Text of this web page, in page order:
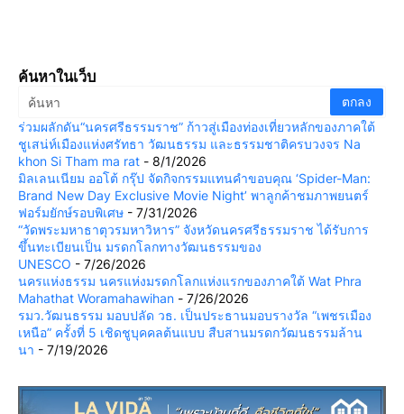
ค้นหาในเว็บ
ร่วมผลักดัน“นครศรีธรรมราช” ก้าวสู่เมืองท่องเที่ยวหลักของภาคใต้
ชูเสน่ห์เมืองแห่งศรัทธา วัฒนธรรม และธรรมชาติครบวงจร Na
khon Si Tham ma rat - 8/1/2026
มิลเลนเนียม ออโต้ กรุ๊ป จัดกิจกรรมแทนคำขอบคุณ ‘Spider-Man:
Brand New Day Exclusive Movie Night’ พาลูกค้าชมภาพยนตร์
ฟอร์มยักษ์รอบพิเศษ - 7/31/2026
“วัดพระมหาธาตุวรมหาวิหาร” จังหวัดนครศรีธรรมราช ได้รับการ
ขึ้นทะเบียนเป็น มรดกโลกทางวัฒนธรรมของ
UNESCO - 7/26/2026
นครแห่งธรรม นครแห่งมรดกโลกแห่งแรกของภาคใต้ Wat Phra
Mahathat Woramahawihan - 7/26/2026
รมว.วัฒนธรรม มอบปลัด วธ. เป็นประธานมอบรางวัล “เพชรเมือง
เหนือ” ครั้งที่ 5 เชิดชูบุคคลต้นแบบ สืบสานมรดกวัฒนธรรมล้าน
นา - 7/19/2026